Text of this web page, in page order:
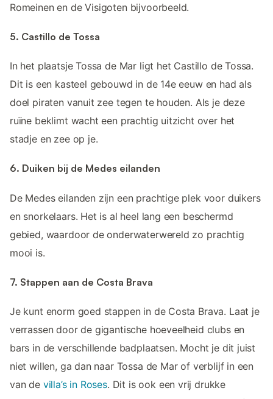
Romeinen en de Visigoten bijvoorbeeld.
5. Castillo de Tossa
In het plaatsje Tossa de Mar ligt het Castillo de Tossa.
Dit is een kasteel gebouwd in de 14e eeuw en had als
doel piraten vanuit zee tegen te houden. Als je deze
ruïne beklimt wacht een prachtig uitzicht over het
stadje en zee op je.
6. Duiken bij de Medes eilanden
De Medes eilanden zijn een prachtige plek voor duikers
en snorkelaars. Het is al heel lang een beschermd
gebied, waardoor de onderwaterwereld zo prachtig
mooi is.
7. Stappen aan de Costa Brava
Je kunt enorm goed stappen in de Costa Brava. Laat je
verrassen door de gigantische hoeveelheid clubs en
bars in de verschillende badplaatsen. Mocht je dit juist
niet willen, ga dan naar Tossa de Mar of verblijf in een
van de villa’s in Roses. Dit is ook een vrij drukke